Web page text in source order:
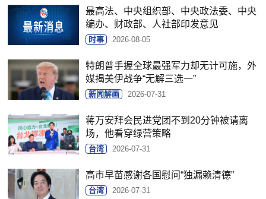
最高法、中央组织部、中央政法委、中央
编办、财政部、人社部印发意见
时事 2026-08-05
特朗普手握全球最强军力却无计可施，外
媒揭美伊战争“无解三选一”
新闻解画 2026-07-31
蒋万安拜会民进党团不到20分钟被请离
场，他看穿绿营策略
台湾 2026-07-31
高市早苗感谢各国慰问“独漏赖清德”
台湾 2026-07-31